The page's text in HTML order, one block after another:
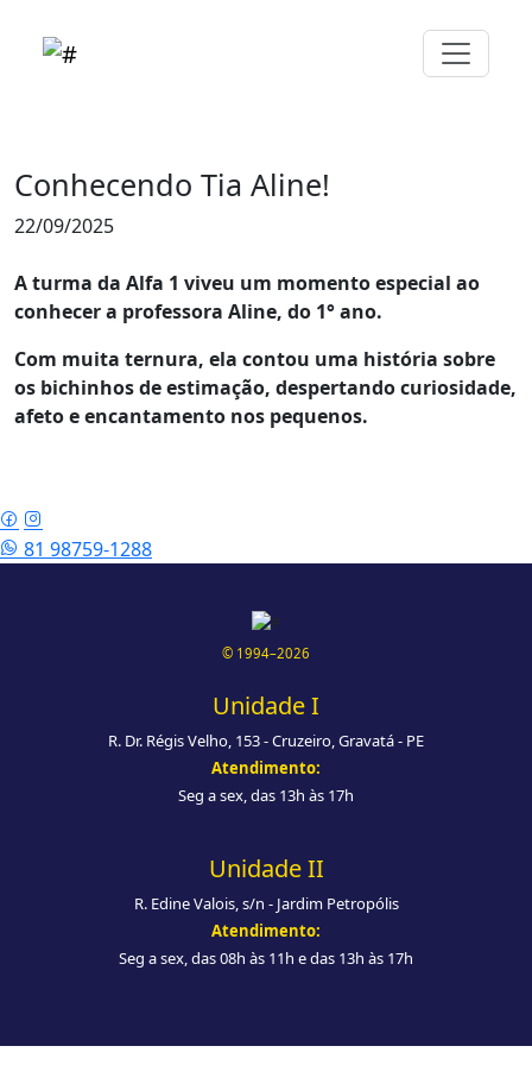
Conhecendo Tia Aline!
22/09/2025
A turma da Alfa 1 viveu um momento especial ao
conhecer a professora Aline, do 1° ano.
Com muita ternura, ela contou uma história sobre
os bichinhos de estimação, despertando curiosidade,
afeto e encantamento nos pequenos.
81 98759-1288
© 1994–2026
Unidade I
R. Dr. Régis Velho, 153 - Cruzeiro, Gravatá - PE
Atendimento:
Seg a sex, das 13h às 17h
Unidade II
R. Edine Valois, s/n - Jardim Petropólis
Atendimento:
Seg a sex, das 08h às 11h e das 13h às 17h